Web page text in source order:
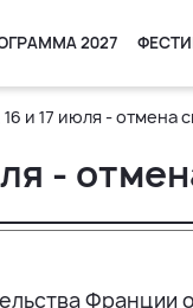
2027
16 и 17 июля - отмена
-
Франции